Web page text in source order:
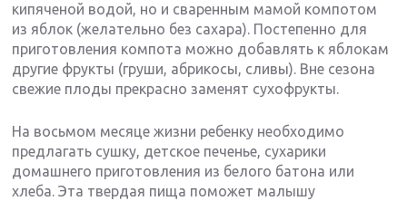
кипяченой водой, но и сваренным мамой компотом
из яблок (желательно без сахара). Постепенно для
приготовления компота можно добавлять к яблокам
другие фрукты (груши, абрикосы, сливы). Вне сезона
свежие плоды прекрасно заменят сухофрукты.
На восьмом месяце жизни ребенку необходимо
предлагать сушку, детское печенье, сухарики
домашнего приготовления из белого батона или
хлеба. Эта твердая пища поможет малышу